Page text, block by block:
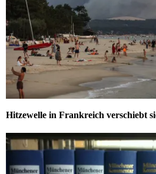
Hitzewelle in Frankreich verschiebt